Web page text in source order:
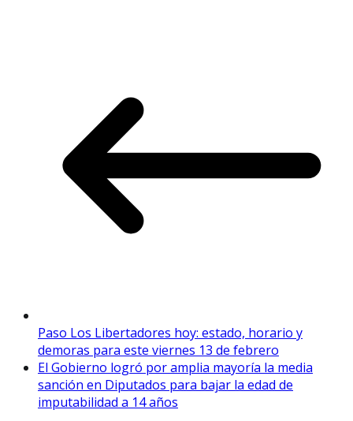
Paso Los Libertadores hoy: estado, horario y
demoras para este viernes 13 de febrero
El Gobierno logró por amplia mayoría la media
sanción en Diputados para bajar la edad de
imputabilidad a 14 años